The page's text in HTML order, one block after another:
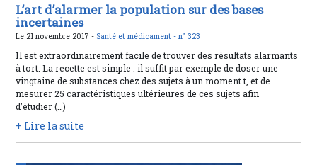
L’art d’alarmer la population sur des bases
incertaines
Le 21 novembre 2017 - Santé et médicament -n° 323
Il est extraordinairement facile de trouver des résultats alarmants
à tort. La recette est simple : il suffit par exemple de doser une
vingtaine de substances chez des sujets à un moment t, et de
mesurer 25 caractéristiques ultérieures de ces sujets afin
d’étudier (…)
+ Lire la suite